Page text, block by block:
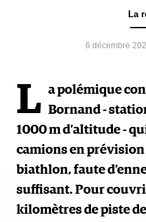
La
6 décembre
L a polémique
Bornand -
1000 m d’altitude -
camions en prévision
biathlon, faute
suffisant. Pour
kilomètres de piste